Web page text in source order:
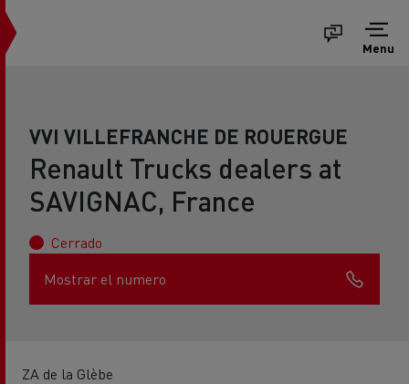
Menu
VVI VILLEFRANCHE DE ROUERGUE
Renault Trucks dealers at
SAVIGNAC, France
Cerrado
Mostrar el numero
ZA de la Glèbe